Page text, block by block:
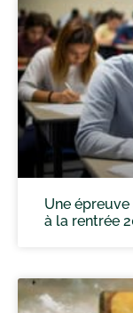
Une
à la rentrée